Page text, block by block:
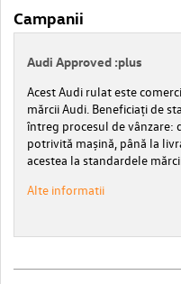
Campanii
Audi Approved :plus
Acest Audi rulat este
mărcii Audi. Beneficiați de
întreg procesul de vânzare:
potrivită mașină, până la
acestea la standardele
Alte informatii